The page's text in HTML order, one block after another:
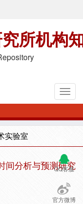
所机构
实验室
QQ客服
官方微博
间分析与预测研究